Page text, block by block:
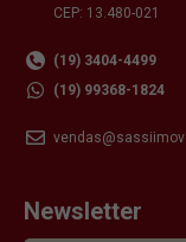
CEP: 13.480-021
(19) 3404-4499
(19) 99368-1824
Newsletter